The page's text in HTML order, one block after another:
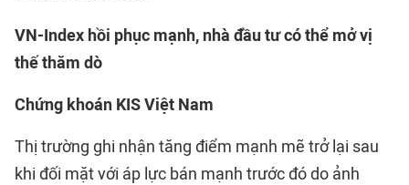
VN-Index hồi phục mạnh, nhà đầu tư có thể mở vị
thế thăm dò
Chứng khoán KIS Việt Nam
Thị trường ghi nhận tăng điểm mạnh mẽ trở lại sau
khi đối mặt với áp lực bán mạnh trước đó do ảnh